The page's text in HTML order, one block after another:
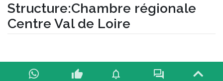
Structure:Chambre régionale
Centre Val de Loire
thumb_up notifications forum